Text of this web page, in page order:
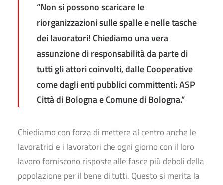
“Non si possono scaricare le
riorganizzazioni sulle spalle e nelle tasche
dei lavoratori! Chiediamo una vera
assunzione di responsabilità da parte di
tutti gli attori coinvolti, dalle Cooperative
come dagli enti pubblici committenti: ASP
Città di Bologna e Comune di Bologna.”
Chiediamo con forza di mettere al centro anche le
lavoratrici e i lavoratori che ogni giorno con il loro
lavoro forniscono risposte alle fasce più deboli della
popolazione per il bene di tutti. Questo si merita la